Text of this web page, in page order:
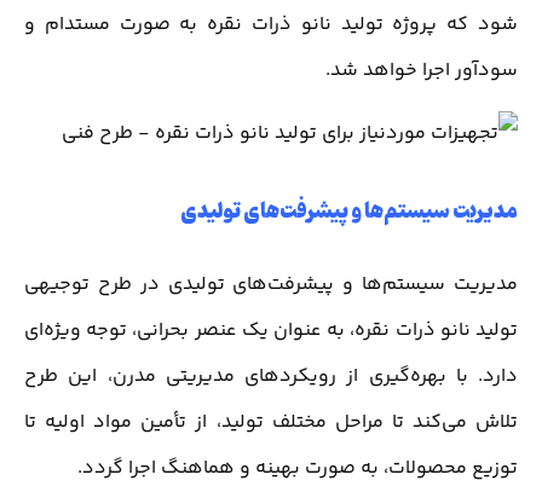
شود که پروژه تولید نانو ذرات نقره به صورت مستدام و
سودآور اجرا خواهد شد.
مدیریت سیستم‌ها و پیشرفت‌های تولیدی
مدیریت سیستم‌ها و پیشرفت‌های تولیدی در طرح توجیهی
تولید نانو ذرات نقره، به عنوان یک عنصر بحرانی، توجه ویژه‌ای
دارد. با بهره‌گیری از رویکردهای مدیریتی مدرن، این طرح
تلاش می‌کند تا مراحل مختلف تولید، از تأمین مواد اولیه تا
توزیع محصولات، به صورت بهینه و هماهنگ اجرا گردد.